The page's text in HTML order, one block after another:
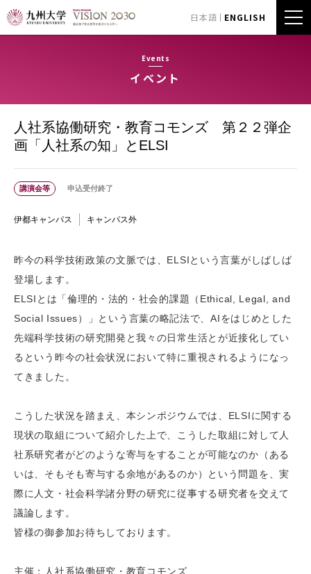
日本語 ENGLISH
Events
イベント
人社系協働研究・教育コモンズ 第２２弾企
画「人社系の知」とELSI
講演会等 申込受付終了
伊都キャンパス キャンパス外
昨今の科学技術政策の文脈では、ELSIという言葉がしばしば
登場します。
ELSIとは「倫理的・法的・社会的課題（Ethical, Legal, and
Social Issues）」という言葉の略記法で、AIをはじめとした
先端科学技術の研究開発と我々の日常生活とが近接化してい
るという昨今の社会状況において特に重視されるようになっ
てきました。
こうした状況を踏まえ、本シンポジウムでは、ELSIに関する
現状の取組について紹介した上で、こうした取組に対して人
社系研究者がどのような寄与をすることが可能なのか（ある
いは、そもそも寄与する余地があるのか）という問題を、実
際に人文・社会科学諸分野の研究に従事する研究者を交えて
議論します。
皆様の御参加お待ちしております。
主催：人社系協働研究・教育コモンズ